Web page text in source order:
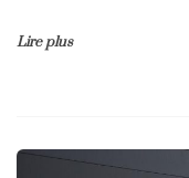
Lire plus